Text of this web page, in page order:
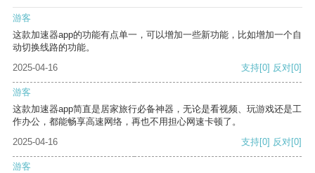
游客
这款加速器app的功能有点单一，可以增加一些新功能，比如增加一个自
动切换线路的功能。
2025-04-16
支持[0] 反对[0]
游客
这款加速器app简直是居家旅行必备神器，无论是看视频、玩游戏还是工
作办公，都能畅享高速网络，再也不用担心网速卡顿了。
2025-04-16
支持[0] 反对[0]
游客